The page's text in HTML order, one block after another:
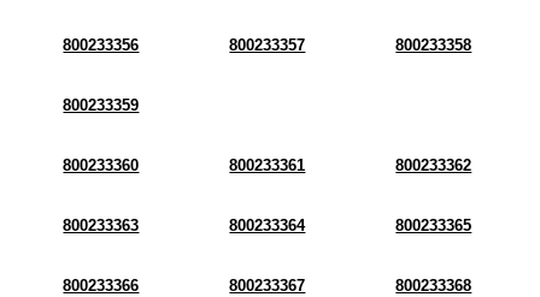
800233356 800233357 800233358
800233359
800233360 800233361 800233362
800233363 800233364 800233365
800233366 800233367 800233368